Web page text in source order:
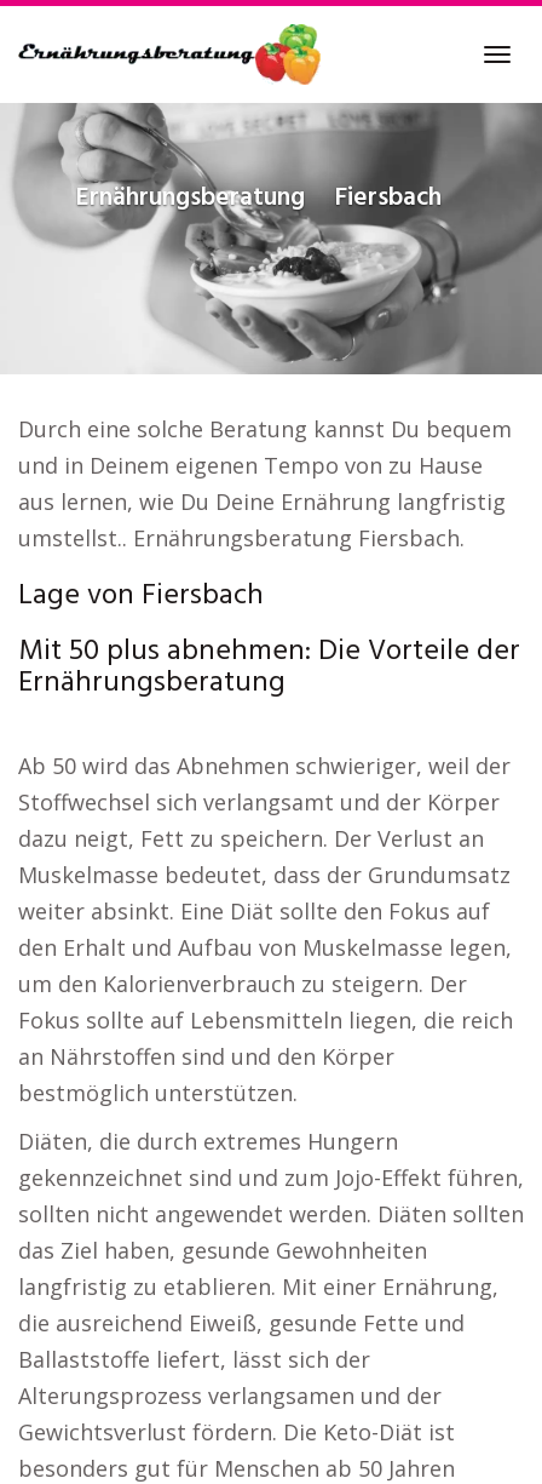
to
content
Ernährungsberatung Fiersbach
Durch eine solche Beratung kannst Du bequem
und in Deinem eigenen Tempo von zu Hause
aus lernen, wie Du Deine Ernährung langfristig
umstellst.. Ernährungsberatung Fiersbach.
Lage von Fiersbach
Mit 50 plus abnehmen: Die Vorteile der
Ernährungsberatung
Ab 50 wird das Abnehmen schwieriger, weil der
Stoffwechsel sich verlangsamt und der Körper
dazu neigt, Fett zu speichern. Der Verlust an
Muskelmasse bedeutet, dass der Grundumsatz
weiter absinkt. Eine Diät sollte den Fokus auf
den Erhalt und Aufbau von Muskelmasse legen,
um den Kalorienverbrauch zu steigern. Der
Fokus sollte auf Lebensmitteln liegen, die reich
an Nährstoffen sind und den Körper
bestmöglich unterstützen.
Diäten, die durch extremes Hungern
gekennzeichnet sind und zum Jojo-Effekt führen,
sollten nicht angewendet werden. Diäten sollten
das Ziel haben, gesunde Gewohnheiten
langfristig zu etablieren. Mit einer Ernährung,
die ausreichend Eiweiß, gesunde Fette und
Ballaststoffe liefert, lässt sich der
Alterungsprozess verlangsamen und der
Gewichtsverlust fördern. Die Keto-Diät ist
besonders gut für Menschen ab 50 Jahren